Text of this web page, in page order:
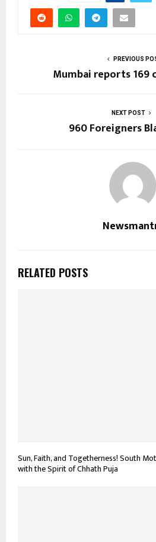
PREVIOUS
Mumbai reports 169
NEXT POST
960 Foreigners
RELATED POSTS
Sun, Faith, and Togetherness! South
with the Spirit of Chhath Puja